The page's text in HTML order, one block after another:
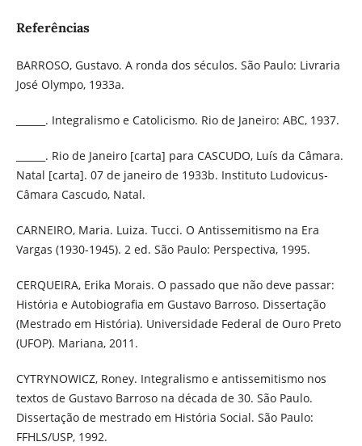
Referências
BARROSO, Gustavo. A ronda dos séculos. São Paulo: Livraria
José Olympo, 1933a.
______. Integralismo e Catolicismo. Rio de Janeiro: ABC, 1937.
______. Rio de Janeiro [carta] para CASCUDO, Luís da Câmara.
Natal [carta]. 07 de janeiro de 1933b. Instituto Ludovicus-
Câmara Cascudo, Natal.
CARNEIRO, Maria. Luiza. Tucci. O Antissemitismo na Era
Vargas (1930-1945). 2 ed. São Paulo: Perspectiva, 1995.
CERQUEIRA, Erika Morais. O passado que não deve passar:
História e Autobiografia em Gustavo Barroso. Dissertação
(Mestrado em História). Universidade Federal de Ouro Preto
(UFOP). Mariana, 2011.
CYTRYNOWICZ, Roney. Integralismo e antissemitismo nos
textos de Gustavo Barroso na década de 30. São Paulo.
Dissertação de mestrado em História Social. São Paulo:
FFHLS/USP, 1992.